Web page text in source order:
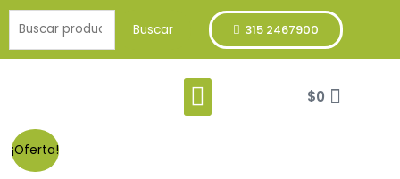
contenido
por:
Buscar 315 2467900
Menu $0
¡Oferta!
Cinarq
cantidad